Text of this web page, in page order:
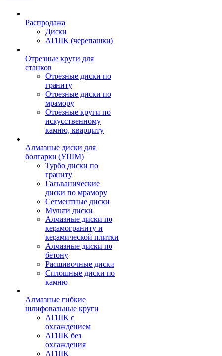
Распродажа
Диски
АГШК (черепашки)
Отрезные круги для
станков
Отрезные диски по
граниту
Отрезные диски по
мрамору
Отрезные круги по
искусственному
камню, кварциту
Алмазные диски для
болгарки (УШМ)
Турбо диски по
граниту
Гальванические
диски по мрамору
Сегментные диски
Мульти диски
Алмазные диски по
керамограниту и
керамической плитки
Алмазные диски по
бетону
Расшивочные диски
Сплошные диски по
камню
Алмазные гибкие
шлифовальные круги
АГШК с
охлаждением
АГШК без
охлаждения
АГШК